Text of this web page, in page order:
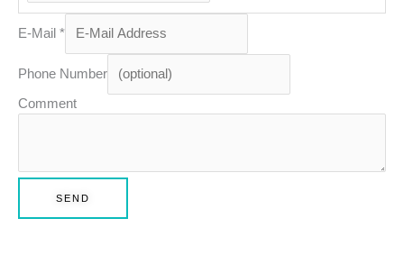
E-Mail *
Phone Number
Comment
SEND